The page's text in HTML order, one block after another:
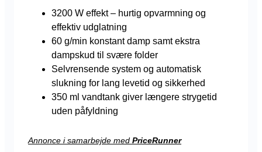
3200 W effekt – hurtig opvarmning og
effektiv udglatning
60 g/min konstant damp samt ekstra
dampskud til svære folder
Selvrensende system og automatisk
slukning for lang levetid og sikkerhed
350 ml vandtank giver længere strygetid
uden påfyldning
Annonce i samarbejde med PriceRunner